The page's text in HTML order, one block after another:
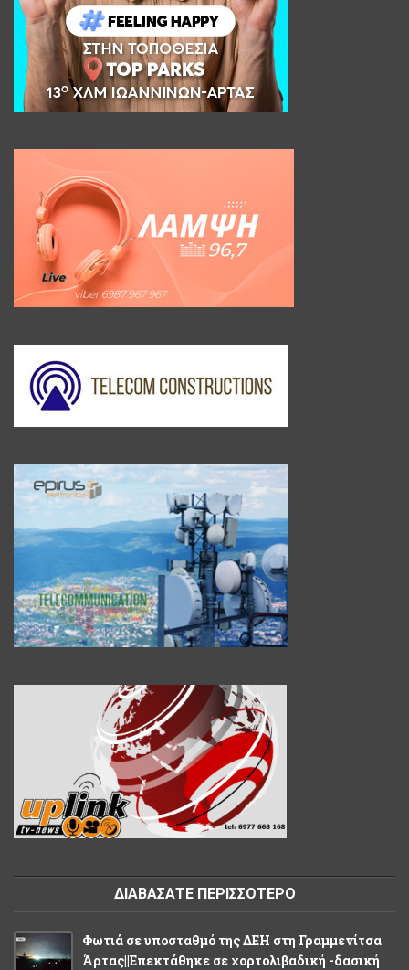
ΔΙΑΒΑΣΑΤΕ ΠΕΡΙΣΣΟΤΕΡΟ
Φωτιά σε υποσταθμό της ΔΕΗ στη Γραμμενίτσα
Άρτας||Επεκτάθηκε σε χορτολιβαδική -δασική